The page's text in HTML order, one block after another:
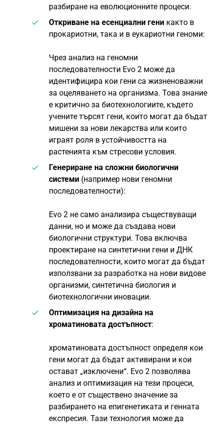
разбиране на еволюционните процеси.
Откриване на есенциални гени както в
прокариотни, така и в еукариотни геноми:
Чрез анализ на геномни
последователности Evo 2 може да
идентифицира кои гени са жизненоважни
за оцеляването на организма. Това знание
е критично за биотехнологиите, където
учените търсят гени, които могат да бъдат
мишени за нови лекарства или които
играят роля в устойчивостта на
растенията към стресови условия.
Генериране на сложни биологични
системи (например нови геномни
последователности):
Evo 2 не само анализира съществуващи
данни, но и може да създава нови
биологични структури. Това включва
проектиране на синтетични гени и ДНК
последователности, които могат да бъдат
използвани за разработка на нови видове
организми, синтетична биология и
биотехнологични иновации.
Оптимизация на дизайна на
хроматиновата достъпност:
хроматиновата достъпност определя кои
гени могат да бъдат активирани и кои
остават „изключени“. Evo 2 позволява
анализ и оптимизация на тези процеси,
което е от съществено значение за
разбирането на епигенетиката и генната
експресия. Тази технология може да